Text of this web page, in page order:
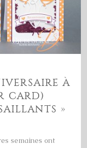
À
CARD)
»
semaines ont